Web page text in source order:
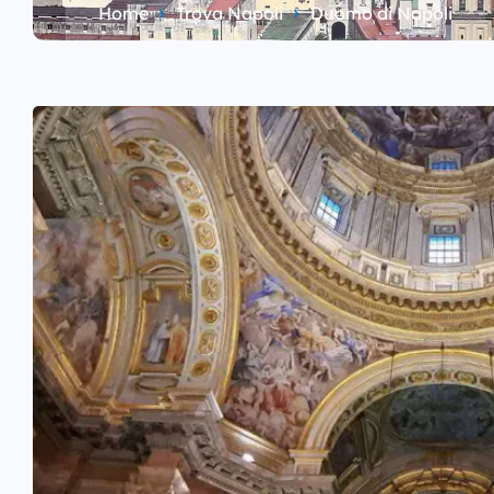
Home Trova Napoli Duomo di Napoli